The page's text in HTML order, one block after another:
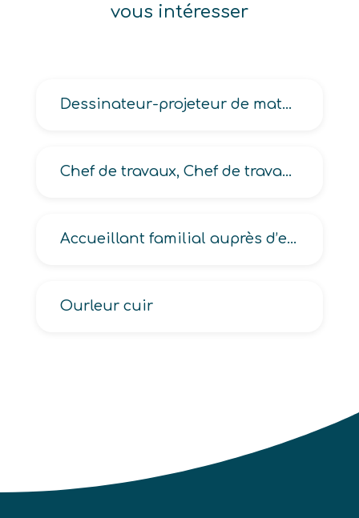
vous intéresser
Dessinateur-projeteur de matériel électrique-électronique, de schémas électroniques, d’études en électricité-électronique
Chef de travaux, Chef de travaux BTP
Accueillant familial auprès d’enfants
Ourleur cuir